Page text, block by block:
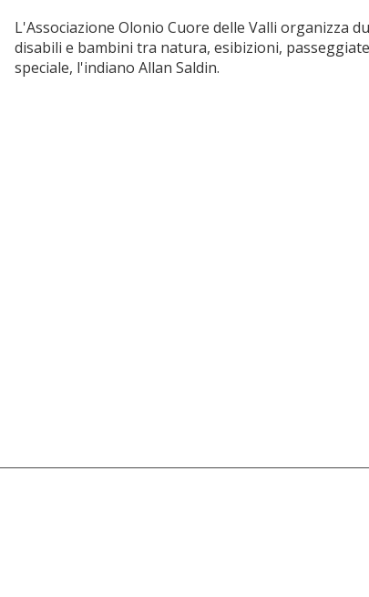
L'Associazione Olonio Cuore delle Valli organizza
disabili e bambini tra natura, esibizioni,
speciale, l'indiano Allan Saldin.